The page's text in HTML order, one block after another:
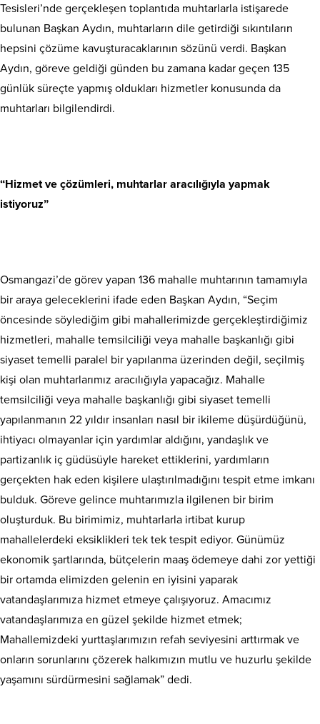
Tesisleri’nde gerçekleşen toplantıda muhtarlarla istişarede
bulunan Başkan Aydın, muhtarların dile getirdiği sıkıntıların
hepsini çözüme kavuşturacaklarının sözünü verdi. Başkan
Aydın, göreve geldiği günden bu zamana kadar geçen 135
günlük süreçte yapmış oldukları hizmetler konusunda da
muhtarları bilgilendirdi.
“Hizmet ve çözümleri, muhtarlar aracılığıyla yapmak
istiyoruz”
Osmangazi’de görev yapan 136 mahalle muhtarının tamamıyla
bir araya geleceklerini ifade eden Başkan Aydın, “Seçim
öncesinde söylediğim gibi mahallerimizde gerçekleştirdiğimiz
hizmetleri, mahalle temsilciliği veya mahalle başkanlığı gibi
siyaset temelli paralel bir yapılanma üzerinden değil, seçilmiş
kişi olan muhtarlarımız aracılığıyla yapacağız. Mahalle
temsilciliği veya mahalle başkanlığı gibi siyaset temelli
yapılanmanın 22 yıldır insanları nasıl bir ikileme düşürdüğünü,
ihtiyacı olmayanlar için yardımlar aldığını, yandaşlık ve
partizanlık iç güdüsüyle hareket ettiklerini, yardımların
gerçekten hak eden kişilere ulaştırılmadığını tespit etme imkanı
bulduk. Göreve gelince muhtarımızla ilgilenen bir birim
oluşturduk. Bu birimimiz, muhtarlarla irtibat kurup
mahallelerdeki eksiklikleri tek tek tespit ediyor. Günümüz
ekonomik şartlarında, bütçelerin maaş ödemeye dahi zor yettiği
bir ortamda elimizden gelenin en iyisini yaparak
vatandaşlarımıza hizmet etmeye çalışıyoruz. Amacımız
vatandaşlarımıza en güzel şekilde hizmet etmek;
Mahallemizdeki yurttaşlarımızın refah seviyesini arttırmak ve
onların sorunlarını çözerek halkımızın mutlu ve huzurlu şekilde
yaşamını sürdürmesini sağlamak” dedi.